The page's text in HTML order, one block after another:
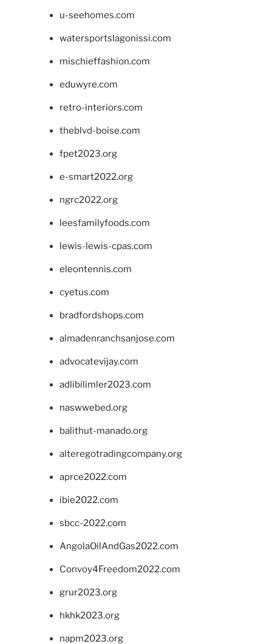
u-seehomes.com
watersportslagonissi.com
mischieffashion.com
eduwyre.com
retro-interiors.com
theblvd-boise.com
fpet2023.org
e-smart2022.org
ngrc2022.org
leesfamilyfoods.com
lewis-lewis-cpas.com
eleontennis.com
cyetus.com
bradfordshops.com
almadenranchsanjose.com
advocatevijay.com
adlibilimler2023.com
naswwebed.org
balithut-manado.org
alteregotradingcompany.org
aprce2022.com
ibie2022.com
sbcc-2022.com
AngolaOilAndGas2022.com
Convoy4Freedom2022.com
grur2023.org
hkhk2023.org
napm2023.org